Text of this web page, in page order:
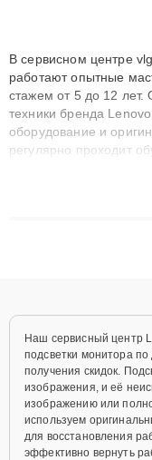
В сервисном центре
работают опытные
стажем от 5 до 12 лет.
техники бренда
оборудование и
регулярно проходит
технику с
Наш сервисный центр
подсветки монитора
получения скидок.
изображения, и её
изображению или
используем
для восстановления
эффективно вернуть